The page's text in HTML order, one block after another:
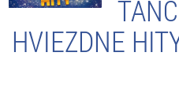
HVIEZDNE